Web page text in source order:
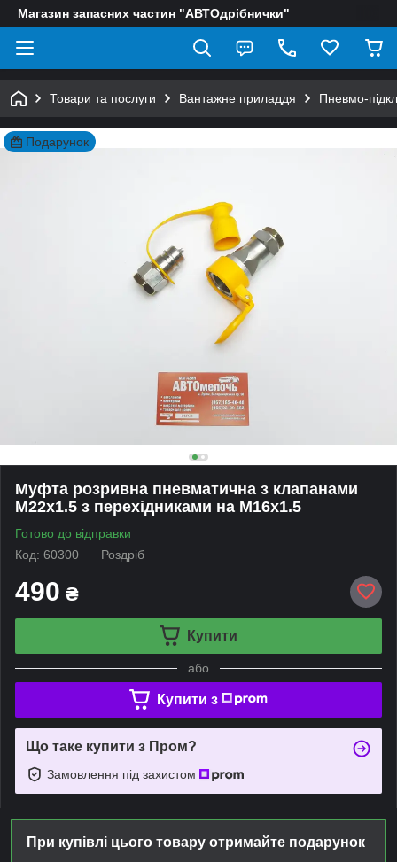
Магазин запасних частин "АВТОдрібнички"
Товари та послуги Вантажне приладдя Пневмо-
Подарунок
Муфта розривна пневматична з клапанами
М22х1.5 з перехідниками на М16x1.5
Готово до відправки
Код: 60300
Роздріб
490 ₴
Купити
або
Купити з
Що таке купити з Пром?
Замовлення під захистом
При купівлі цього товару отримайте подарунок